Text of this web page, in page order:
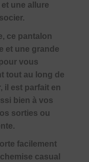
une allure
ce pantalon
et une grande
vous
tout au long de
il est parfait en
bien à vos
sorties ou
facilement
casual